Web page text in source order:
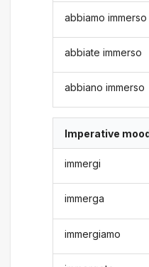
abbiamo immerso
abbiate immerso
abbiano immerso
Imperative
immergi
immerga
immergiamo